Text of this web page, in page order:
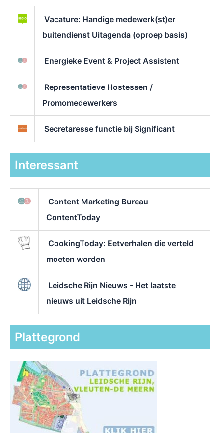
Vacature: Handige medewerk(st)er
buitendienst Uitagenda (oproep basis)
Energieke Event & Project Assistent
Representatieve Hostessen /
Promomedewerkers
Secretaresse functie bij Significant
Interessant
Content Marketing Bureau
ContentToday
CookingToday: Eetverhalen die verteld
moeten worden
Leidsche Rijn Nieuws - Het laatste
nieuws uit Leidsche Rijn
Plattegrond